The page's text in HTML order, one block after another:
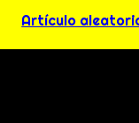
Artículo